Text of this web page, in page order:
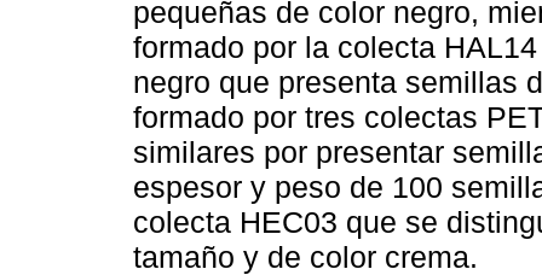
pequeñas de color negro,
formado por la colecta
negro que presenta semillas
formado por tres colectas
similares por presentar
espesor y peso de 100
colecta HEC03 que se
tamaño y de color crema.